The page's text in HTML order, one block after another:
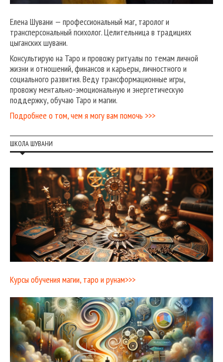
Елена Шувани — профессиональный маг, таролог и
трансперсональный психолог. Целительница в традициях
цыганских шувани.
Консультирую на Таро и провожу ритуалы по темам личной
жизни и отношений, финансов и карьеры, личностного и
социального развития. Веду трансформационные игры,
провожу ментально-эмоциональную и энергетическую
поддержку, обучаю Таро и магии.
Подробнее о том, чем я могу вам помочь >>>
ШКОЛА ШУВАНИ
Курсы обучения магии, таро и рунам>>>